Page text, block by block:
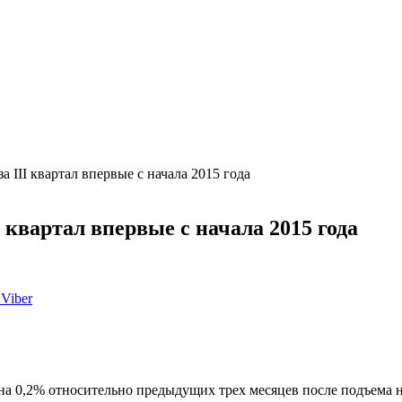
III квартал впервые с начала 2015 года
впервые с начала 2015 года
Viber
относительно предыдущих трех месяцев после подъема